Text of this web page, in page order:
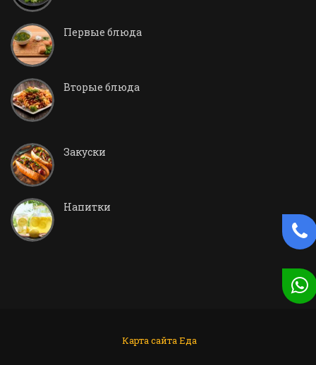
Первые блюда
Вторые блюда
Закуски
Напитки
Карта сайтаЕда